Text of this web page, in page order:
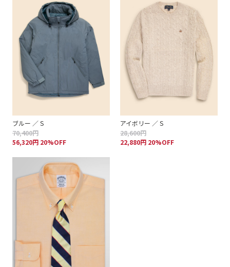
ブルー ／ S
70,400円
56,320円 20%OFF
アイボリー ／ S
28,600円
22,880円 20%OFF